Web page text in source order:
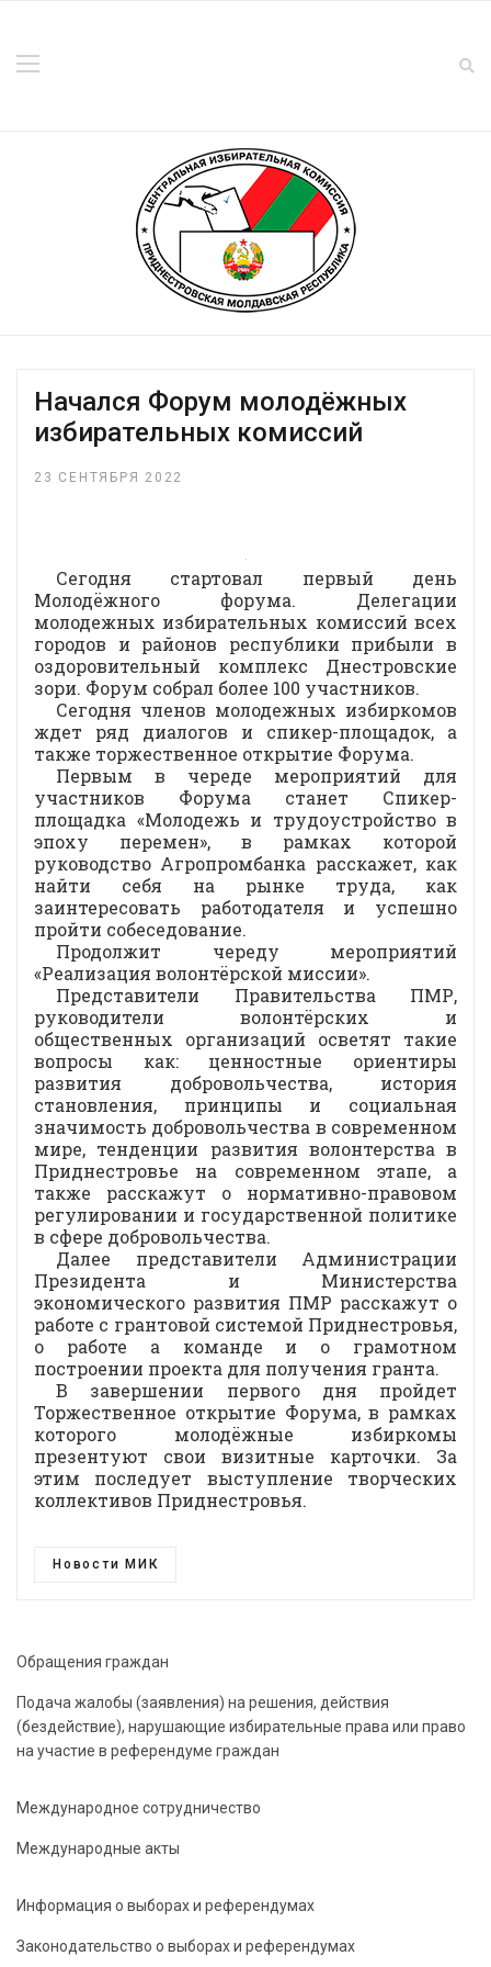
Начался Форум молодёжных
избирательных комиссий
23 СЕНТЯБРЯ 2022
Сегодня стартовал первый день
Молодёжного форума. Делегации
молодежных избирательных комиссий всех
городов и районов республики прибыли в
оздоровительный комплекс Днестровские
зори. Форум собрал более 100 участников.
Сегодня членов молодежных избиркомов
ждет ряд диалогов и спикер-площадок, а
также торжественное открытие Форума.
Первым в череде мероприятий для
участников Форума станет Спикер-
площадка «Молодежь и трудоустройство в
эпоху перемен», в рамках которой
руководство Агропромбанка расскажет, как
найти себя на рынке труда, как
заинтересовать работодателя и успешно
пройти собеседование.
Продолжит череду мероприятий
«Реализация волонтёрской миссии».
Представители Правительства ПМР,
руководители волонтёрских и
общественных организаций осветят такие
вопросы как: ценностные ориентиры
развития добровольчества, история
становления, принципы и социальная
значимость добровольчества в современном
мире, тенденции развития волонтерства в
Приднестровье на современном этапе, а
также расскажут о нормативно-правовом
регулировании и государственной политике
в сфере добровольчества.
Далее представители Администрации
Президента и Министерства
экономического развития ПМР расскажут о
работе с грантовой системой Приднестровья,
о работе а команде и о грамотном
построении проекта для получения гранта.
В завершении первого дня пройдет
Торжественное открытие Форума, в рамках
которого молодёжные избиркомы
презентуют свои визитные карточки. За
этим последует выступление творческих
коллективов Приднестровья.
Новости МИК
Обращения граждан
Подача жалобы (заявления) на решения, действия
(бездействие), нарушающие избирательные права или право
на участие в референдуме граждан
Международное сотрудничество
Международные акты
Информация о выборах и референдумах
Законодательство о выборах и референдумах